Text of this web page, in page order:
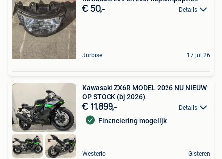
€ 50,- Details
Jurbise 17 jul 26
Kawasaki ZX6R MODEL 2026 NU NIEUW
OP STOCK (bj 2026)
€ 11.899,- Details
Financiering mogelijk
Westerlo Gisteren